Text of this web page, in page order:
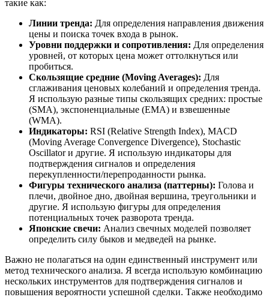
такие как:
Линии тренда: Для определения направления движения
цены и поиска точек входа в рынок.
Уровни поддержки и сопротивления: Для определения
уровней, от которых цена может оттолкнуться или
пробиться.
Скользящие средние (Moving Averages): Для
сглаживания ценовых колебаний и определения тренда.
Я использую разные типы скользящих средних: простые
(SMA), экспоненциальные (EMA) и взвешенные
(WMA).
Индикаторы: RSI (Relative Strength Index), MACD
(Moving Average Convergence Divergence), Stochastic
Oscillator и другие. Я использую индикаторы для
подтверждения сигналов и определения
перекупленности/перепроданности рынка.
Фигуры технического анализа (паттерны): Голова и
плечи, двойное дно, двойная вершина, треугольники и
другие. Я использую фигуры для определения
потенциальных точек разворота тренда.
Японские свечи: Анализ свечных моделей позволяет
определить силу быков и медведей на рынке.
Важно не полагаться на один единственный инструмент или
метод технического анализа. Я всегда использую комбинацию
нескольких инструментов для подтверждения сигналов и
повышения вероятности успешной сделки. Также необходимо